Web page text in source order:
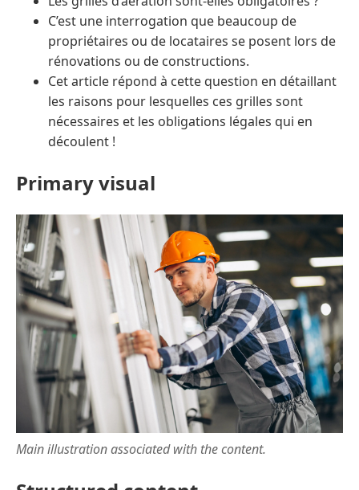
C’est une interrogation que beaucoup de
propriétaires ou de locataires se posent lors de
rénovations ou de constructions.
Cet article répond à cette question en détaillant
les raisons pour lesquelles ces grilles sont
nécessaires et les obligations légales qui en
découlent !
Primary visual
Main illustration associated with the content.